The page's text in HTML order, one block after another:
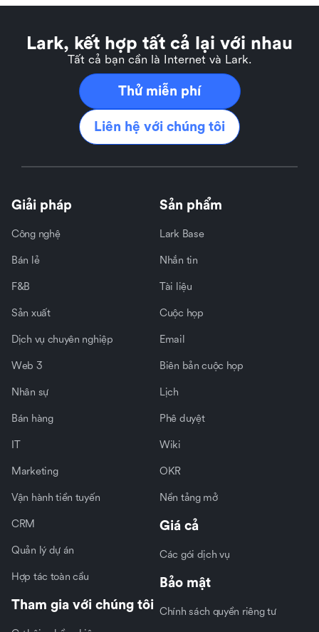
Lark, kết hợp tất cả lại với nhau
Tất cả bạn cần là Internet và Lark.
Thử miễn phí
Liên hệ với chúng tôi
Giải pháp
Công nghệ
Bán lẻ
F&B
Sản xuất
Dịch vụ chuyên nghiệp
Web 3
Nhân sự
Bán hàng
IT
Marketing
Vận hành tiền tuyến
CRM
Quản lý dự án
Hợp tác toàn cầu
Tham gia với chúng tôi
Sản phẩm
Lark Base
Nhắn tin
Tài liệu
Cuộc họp
Email
Biên bản cuộc họp
Lịch
Phê duyệt
Wiki
OKR
Nền tảng mở
Giá cả
Các gói dịch vụ
Bảo mật
Chính sách quyền riêng tư